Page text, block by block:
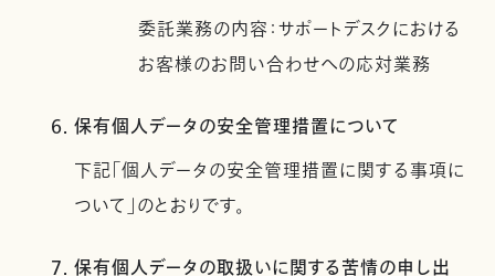
委託業務の内容：サポートデスクにおける
お客様のお問い合わせへの応対業務
6. 保有個人データの安全管理措置について
下記「個人データの安全管理措置に関する事項に
ついて」のとおりです。
7. 保有個人データの取扱いに関する苦情の申し出